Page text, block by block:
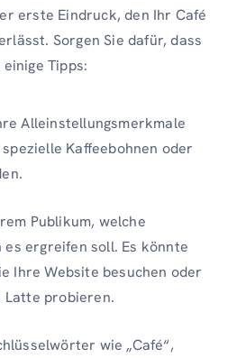
erste Eindruck, den Ihr Café
Sorgen Sie dafür, dass
Tipps:
Alleinstellungsmerkmale
Kaffeebohnen oder
Publikum, welche
es ergreifen soll. Es könnte
Ihre Website besuchen oder
Latte probieren.
wie „Café“,